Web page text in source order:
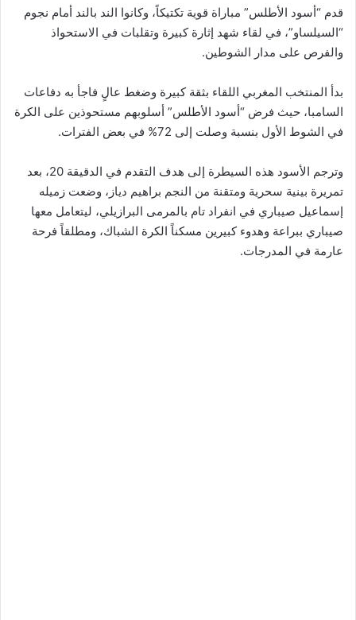
قدم “أسود الأطلس” مباراة قوية تكتيكاً، وكانوا الند بالند أمام نجوم
“السيلساو”، في لقاء شهد إثارة كبيرة وتقلبات في الاستحواذ
والفرص على مدار الشوطين.
بدأ المنتخب المغربي اللقاء بثقة كبيرة وضغط عالٍ فاجأ به دفاعات
السامبا، حيث فرض “أسود الأطلس” أسلوبهم مستحوذين على الكرة
في الشوط الأول بنسبة وصلت إلى 72% في بعض الفترات.
وترجم الأسود هذه السيطرة إلى هدف التقدم في الدقيقة 20، بعد
تمريرة بينية سحرية ومتقنة من النجم براهيم دياز، وضعت زميله
إسماعيل صيباري في انفراد تام بالمرمى البرازيلي، ليتعامل معها
صيباري ببراعة وهدوء كبيرين مسكناً الكرة الشباك، ومطلقاً فرحة
عارمة في المدرجات.